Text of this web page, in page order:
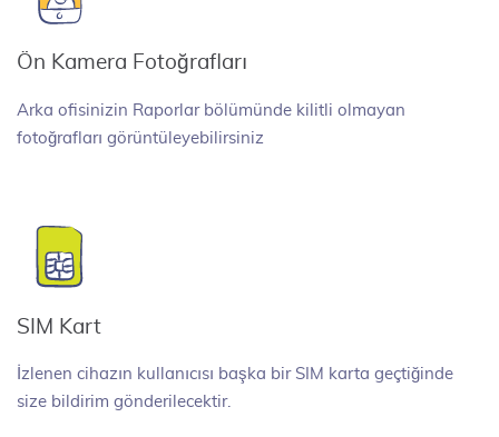
Ön Kamera Fotoğrafları
Arka ofisinizin Raporlar bölümünde kilitli olmayan
fotoğrafları görüntüleyebilirsiniz
SIM Kart
İzlenen cihazın kullanıcısı başka bir SIM karta geçtiğinde
size bildirim gönderilecektir.